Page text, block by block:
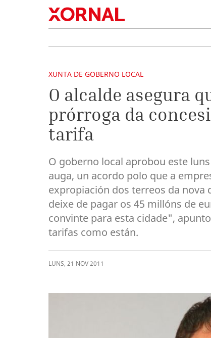
XUNTA DE GOBERNO LOCAL
O alcalde asegura
prórroga da
tarifa
O goberno local aprobou este
auga, un acordo polo que a
expropiación dos terreos da nova
deixe de pagar os 45 millóns de
convinte para esta cidade",
tarifas como están.
LUNS, 21 NOV2011